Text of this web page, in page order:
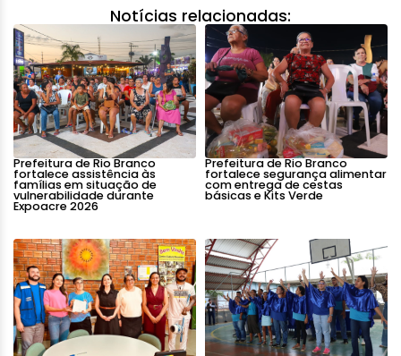
Notícias relacionadas:
Prefeitura de Rio Branco
fortalece assistência às
famílias em situação de
vulnerabilidade durante
Expoacre 2026
Prefeitura de Rio Branco
fortalece segurança alimentar
com entrega de cestas
básicas e Kits Verde